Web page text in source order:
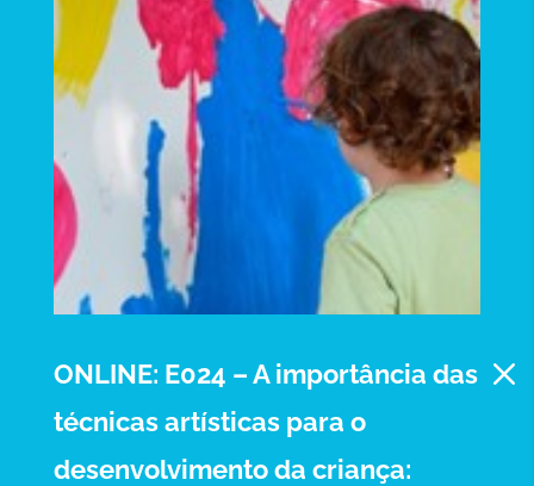
ONLINE: E024 – A importância das
técnicas artísticas para o
desenvolvimento da criança:
M